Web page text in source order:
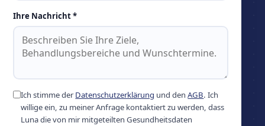
Ihre Nachricht *
Ich stimme derDatenschutzerklärung und denAGB. Ich
willige ein, zu meiner Anfrage kontaktiert zu werden, dass
Luna die von mir mitgeteilten Gesundheitsdaten